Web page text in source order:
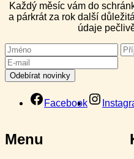
Každý měsíc vám do
a párkrát za rok další
údaje
Facebook
Menu